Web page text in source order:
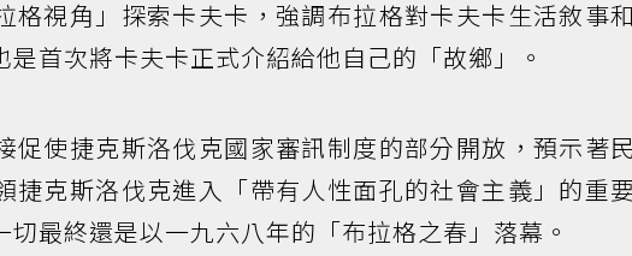
格視角」探索卡夫卡，強調布拉格對卡夫卡生活敘事
首次將卡夫卡正式介紹給他自己的「故鄉」。
促使捷克斯洛伐克國家審訊制度的部分開放，預示著
捷克斯洛伐克進入「帶有人性面孔的社會主義」的重
最終還是以一九六八年的「布拉格之春」落幕。